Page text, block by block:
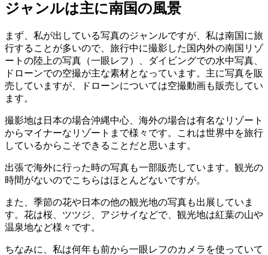
ジャンルは主に南国の風景
まず、私が出している写真のジャンルですが、私は南国に旅
行することが多いので、旅行中に撮影した国内外の南国リゾ
ートの陸上の写真（一眼レフ）、ダイビングでの水中写真、
ドローンでの空撮が主な素材となっています。主に写真を販
売していますが、ドローンについては空撮動画も販売してい
ます。
撮影地は日本の場合沖縄中心、海外の場合は有名なリゾート
からマイナーなリゾートまで様々です。これは世界中を旅行
しているからこそできることだと思います。
出張で海外に行った時の写真も一部販売しています。観光の
時間がないのでこちらはほとんどないですが。
また、季節の花や日本の他の観光地の写真も出展していま
す。花は桜、ツツジ、アジサイなどで、観光地は紅葉の山や
温泉地など様々です。
ちなみに、私は何年も前から一眼レフのカメラを使っていて